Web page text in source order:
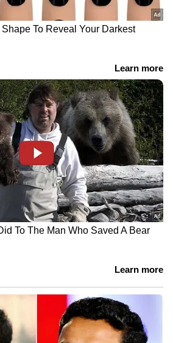
ഡിജിറ്റൽ രേഖകൾ
കൊടുത്തു. പിന്നെ
ഹരാസ്സ്മെന്റ്
എതിരെയുള്ള ആ കുട്ടിയുടെ
മുന്നിൽ വന്നു
പോലും ഇല്ല. S I
പോലും. അങ്ങനെ ഒരു
കണ്ടില്ല. വലിയ തുക ലോൺ
മാനേജർ മാർ,
ട്രെയിനിൽ കയറി
ടി ടി ഇ ആർ മാർ, സീറ്റ്
വെളിയിൽ നിൽക്കുമ്പോ
അങ്ങനെ ആരെല്ലാം നമ്മളെ
നമ്മൾ ആർക്കെതിരെയും
കേസ് എടുക്കാൻ
30 ന് ഷേക്ക് ഹാൻഡ്
ആൾ അമ്മ കുടുംബ